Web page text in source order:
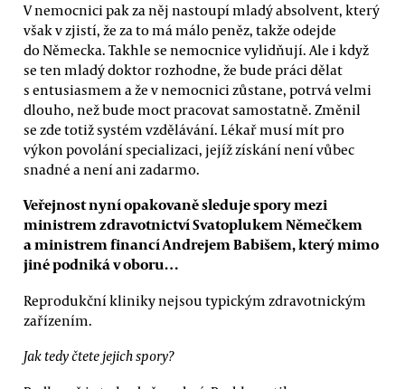
V nemocnici pak za něj nastoupí mladý absolvent, který
však v zjistí, že za to má málo peněz, takže odejde
do Německa. Takhle se nemocnice vylidňují. Ale i když
se ten mladý doktor rozhodne, že bude práci dělat
s entusiasmem a že v nemocnici zůstane, potrvá velmi
dlouho, než bude moct pracovat samostatně. Změnil
se zde totiž systém vzdělávání. Lékař musí mít pro
výkon povolání specializaci, jejíž získání není vůbec
snadné a není ani zadarmo.
Veřejnost nyní opakovaně sleduje spory mezi
ministrem zdravotnictví Svatoplukem Němečkem
a ministrem financí Andrejem Babišem, který mimo
jiné podniká v oboru…
Reprodukční kliniky nejsou typickým zdravotnickým
zařízením.
Jak tedy čtete jejich spory?